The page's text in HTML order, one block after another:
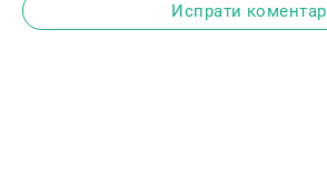
Испрати коментар